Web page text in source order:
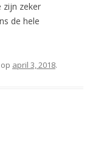
zijn zeker
de hele
op april 3, 2018.